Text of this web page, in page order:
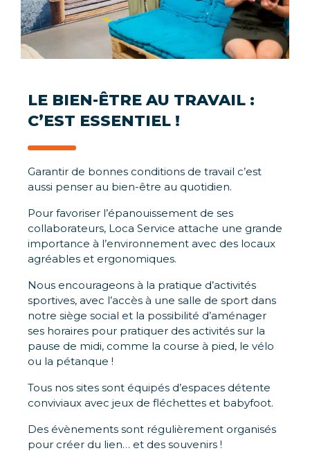
LE BIEN-ÊTRE AU TRAVAIL :
C’EST ESSENTIEL !
Garantir de bonnes conditions de travail c’est
aussi penser au bien-être au quotidien.
Pour favoriser l’épanouissement de ses
collaborateurs, Loca Service attache une grande
importance à l’environnement avec des locaux
agréables et ergonomiques.
Nous encourageons à la pratique d’activités
sportives, avec l’accès à une salle de sport dans
notre siège social et la possibilité d’aménager
ses horaires pour pratiquer des activités sur la
pause de midi, comme la course à pied, le vélo
ou la pétanque !
Tous nos sites sont équipés d’espaces détente
conviviaux avec jeux de fléchettes et babyfoot.
Des évènements sont régulièrement organisés
pour créer du lien… et des souvenirs !